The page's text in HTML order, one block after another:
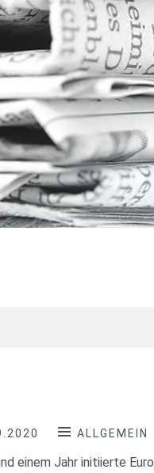
ALLGEMEIN
einem Jahr initiierte